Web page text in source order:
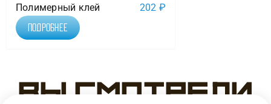
Полимерный клей 202 ₽
Подробнее
Вы смотрели